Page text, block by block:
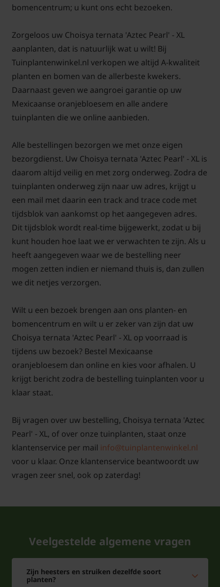
Het snoeien en onderhouden van de Choisya ternata
aan zijn populariteit bij zowel beginnende als
ervaren tuiniers. Snoeien is meestal niet
noodzakelijk, maar kan worden gedaan om de vorm
te behouden of de grootte te beperken. Het beste
tijdstip voor snoeien is direct na de bloei in het late
voorjaar of de vroege zomer. Dit geeft de plant tijd
om nieuwe groei te ontwikkelen en mogelijk een
Bij het onderhoud van deze struik is het belangrijk
om de grond rondom de wortels vochtig te houden,
vooral tijdens droge periodes. Een laag mulch kan
grondtemperatuur te reguleren. Jaarlijkse
bemesting in het vroege voorjaar met een algemene
tuinmeststof stimuleert gezonde groei en bloei.
Ondanks zijn grootte is de 'Aztec Pearl' relatief
onderhoudsarm, waardoor het een fantastische
keuze is voor zowel openbare als privétuinen.
Voor alle grote planten in de XL-serie
bomencentrum; u kunt ons echt bezoeken.
Zorgeloos uw Choisya ternata 'Aztec Pearl' - XL
aanplanten, dat is natuurlijk wat u wilt! Bij
Tuinplantenwinkel.nl verkopen we altijd A-kwaliteit
planten en bomen van de allerbeste kwekers.
Daarnaast geven we aangroei garantie op uw
Mexicaanse oranjebloesem en alle andere
tuinplanten die we online aanbieden.
Alle bestellingen bezorgen we met onze eigen
bezorgdienst. Uw Choisya ternata 'Aztec Pearl' - XL is
daarom altijd veilig en met zorg onderweg. Zodra de
tuinplanten onderweg zijn naar uw adres, krijgt u
een mail met daarin een track and trace code met
tijdsblok van aankomst op het aangegeven adres.
Dit tijdsblok wordt real-time bijgewerkt, zodat u bij
kunt houden hoe laat we er verwachten te zijn. Als u
heeft aangegeven waar we de bestelling neer
mogen zetten indien er niemand thuis is, dan zullen
we dit netjes verzorgen.
Wilt u een bezoek brengen aan ons planten- en
bomencentrum en wilt u er zeker van zijn dat uw
Choisya ternata 'Aztec Pearl' - XL op voorraad is
tijdens uw bezoek? Bestel Mexicaanse
oranjebloesem dan online en kies voor afhalen. U
krijgt bericht zodra de bestelling tuinplanten voor u
klaar staat.
Bij vragen over uw bestelling, Choisya ternata 'Aztec
Pearl' - XL, of over onze tuinplanten, staat onze
klantenservice per mail info@tuinplantenwinkel.nl
voor u klaar. Onze klantenservice beantwoordt uw
vragen zeer snel, ook op zaterdag!
Veelgestelde algemene vragen
Zijn heesters en struiken dezelfde soort
planten?